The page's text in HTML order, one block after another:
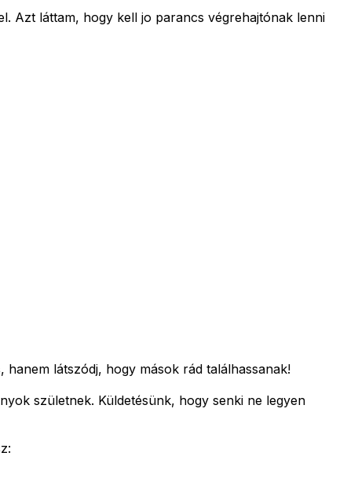
Azt láttam, hogy kell jo parancs végrehajtónak lenni
hanem látszódj, hogy mások rád találhassanak!
születnek. Küldetésünk, hogy senki ne legyen